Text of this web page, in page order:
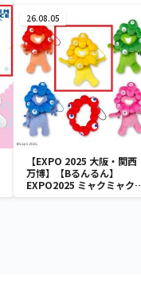
26.08.05
【EXPO 2025 大阪・関西
万博】【Bるんるん】
EXPO2025 ミャクミャク
カラフルゴム紐付きぬいぐ